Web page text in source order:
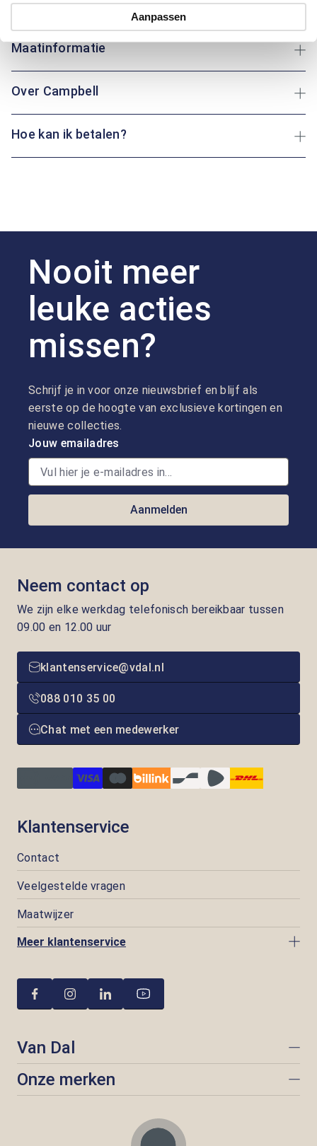
Aanpassen
Maatinformatie
Over Campbell
Hoe kan ik betalen?
Nooit meer
leuke acties
missen?
Schrijf je in voor onze nieuwsbrief en blijf als
eerste op de hoogte van exclusieve kortingen en
nieuwe collecties.
Jouw emailadres
Aanmelden
Neem contact op
We zijn elke werkdag telefonisch bereikbaar tussen
09.00 en 12.00 uur
klantenservice@vdal.nl
088 010 35 00
Chat met een medewerker
Klantenservice
Contact
Veelgestelde vragen
Maatwijzer
Meer klantenservice
Van Dal
Onze merken